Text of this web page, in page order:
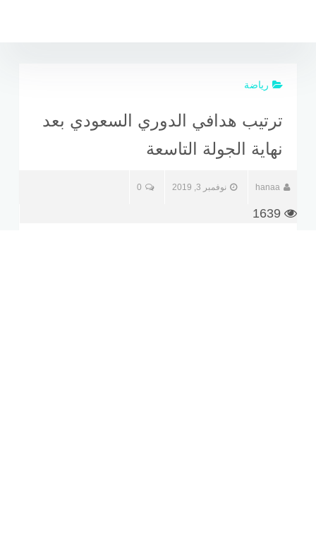
رياضة
ترتيب هدافي الدوري السعودي بعد
نهاية الجولة التاسعة
hanaa نوفمبر 3, 2019 0
1639